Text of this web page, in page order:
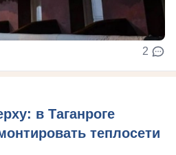
2
в Таганроге
теплосети